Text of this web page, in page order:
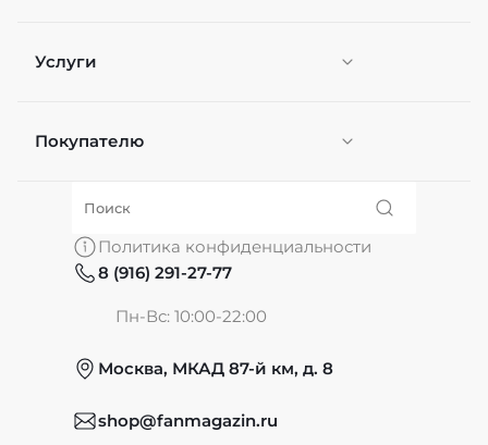
Услуги
Персонификация
Покупателю
О нас
Обмен и возврат
Политика конфиденциальности
8 (916) 291-27-77
Пн-Вс: 10:00-22:00
Москва, МКАД 87-й км, д. 8
shop@fanmagazin.ru